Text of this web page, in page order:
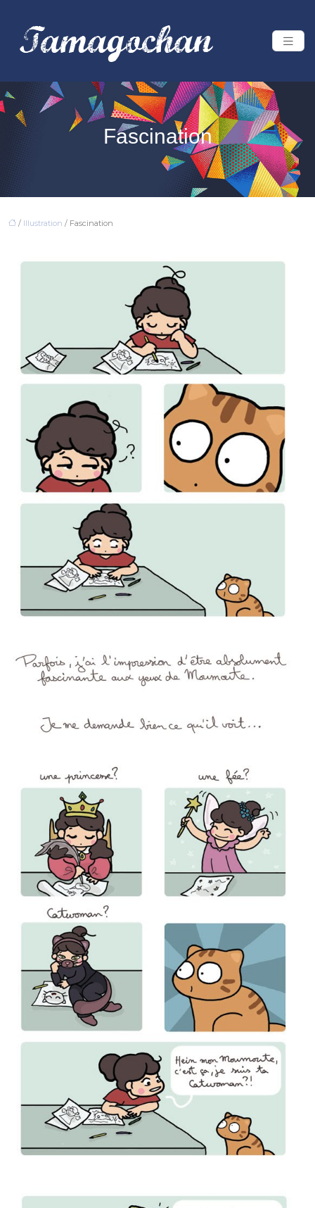
Fascination
/ Illustration / Fascination